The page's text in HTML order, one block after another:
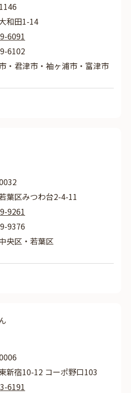
和田1-14
6091
6102
・君津市・袖ヶ浦市・富津市
葉区みつわ台2-4-11
9261
9376
央区・若葉区
新宿10-12 コーポ野口103
6191